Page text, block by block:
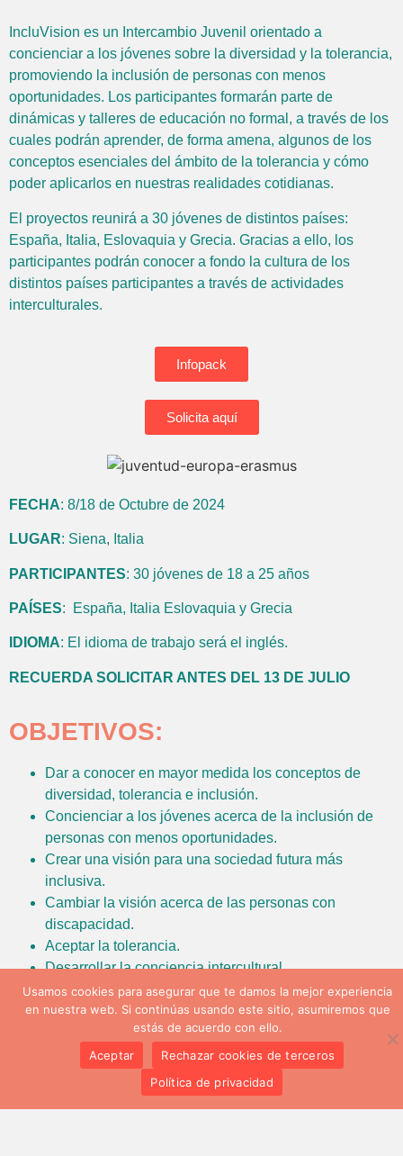
IncluVision es un Intercambio Juvenil orientado a
concienciar a los jóvenes sobre la diversidad y la tolerancia,
promoviendo la inclusión de personas con menos
oportunidades. Los participantes formarán parte de
dinámicas y talleres de educación no formal, a través de los
cuales podrán aprender, de forma amena, algunos de los
conceptos esenciales del ámbito de la tolerancia y cómo
poder aplicarlos en nuestras realidades cotidianas.
El proyectos reunirá a 30 jóvenes de distintos países:
España, Italia, Eslovaquia y Grecia. Gracias a ello, los
participantes podrán conocer a fondo la cultura de los
distintos países participantes a través de actividades
interculturales.
Infopack
Solicita aquí
FECHA: 8/18 de Octubre de 2024
LUGAR: Siena, Italia
PARTICIPANTES: 30 jóvenes de 18 a 25 años
PAÍSES: España, Italia Eslovaquia y Grecia
IDIOMA: El idioma de trabajo será el inglés.
RECUERDA SOLICITAR ANTES DEL 13 DE JULIO
OBJETIVOS:
Dar a conocer en mayor medida los conceptos de
diversidad, tolerancia e inclusión.
Concienciar a los jóvenes acerca de la inclusión de
personas con menos oportunidades.
Crear una visión para una sociedad futura más
inclusiva.
Cambiar la visión acerca de las personas con
discapacidad.
Aceptar la tolerancia.
Desarrollar la conciencia intercultural.
IMPORTANTE:
Para participar en este intercambio juvenil debes ser socio
Usamos cookies para asegurar que te damos la mejor experiencia
en nuestra web. Si continúas usando este sitio, asumiremos que
estás de acuerdo con ello.
Aceptar
Rechazar cookies de terceros
Política de privacidad